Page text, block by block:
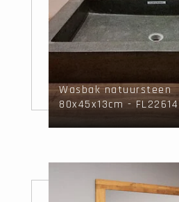
Wasbak natuursteen
80x45x13cm - FL22614